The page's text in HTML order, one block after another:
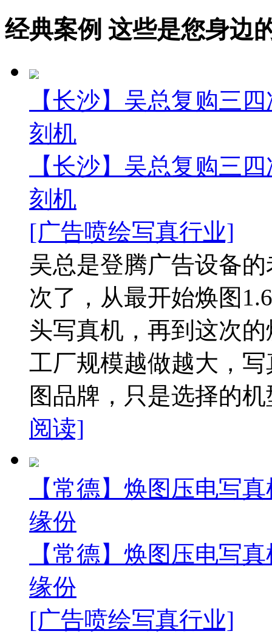
经典案例 这些是您身边
【长沙】吴总复购三
刻机
【长沙】吴总复购三
刻机
[广告喷绘写真行业]
吴总是登腾广告设备
次了，从最开始焕图
头写真机，再到这次
工厂规模越做越大，
图品牌，只是选择的
阅读]
【常德】焕图压电写
缘份
【常德】焕图压电写
缘份
[广告喷绘写真行业]